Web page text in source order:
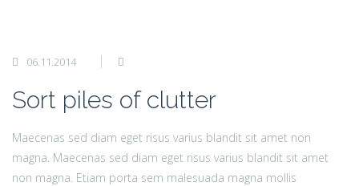
06.11.2014
Sort piles of clutter
Maecenas sed diam eget risus varius blandit sit amet non
magna. Maecenas sed diam eget risus varius blandit sit amet
non magna. Etiam porta sem malesuada magna mollis